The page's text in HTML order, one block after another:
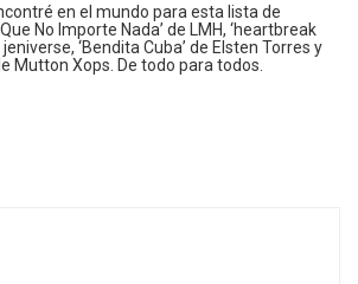
en el mundo para esta lista de
No Importe Nada’ de LMH, ‘heartbreak
‘Bendita Cuba’ de Elsten Torres y
Mutton Xops. De todo para todos.